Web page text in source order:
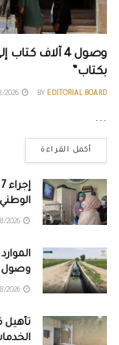
وصول 4 آلاف
بكتاب”
BY EDITORIAL BOARD
...
أكمل القراءة
وصول
تأهيل